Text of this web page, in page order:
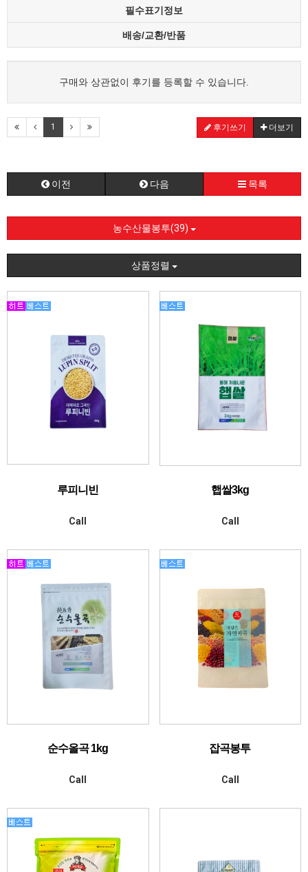
필수표기정보
배송/교환/반품
구매와 상관없이 후기를 등록할 수 있습니다.
1 후기쓰기 더보기
이전 다음 목록
농수산물봉투(39)
상품정렬
루피니빈
Call
햅쌀3kg
Call
순수올곡 1kg
Call
잡곡봉투
Call